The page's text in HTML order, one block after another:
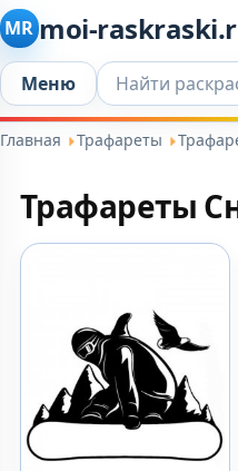
MR moi-
Меню Искать...
Главная Трафареты
Трафареты